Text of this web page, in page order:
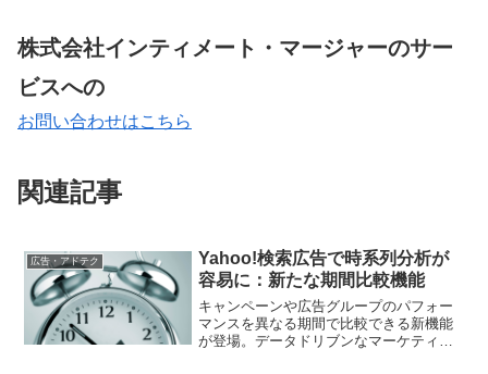
株式会社インティメート・マージャーのサー
ビスへの
お問い合わせはこちら
関連記事
広告・アドテク
Yahoo!検索広告で時系列分析が
容易に：新たな期間比較機能
キャンペーンや広告グループのパフォー
マンスを異なる期間で比較できる新機能
が登場。データドリブンなマーケティン